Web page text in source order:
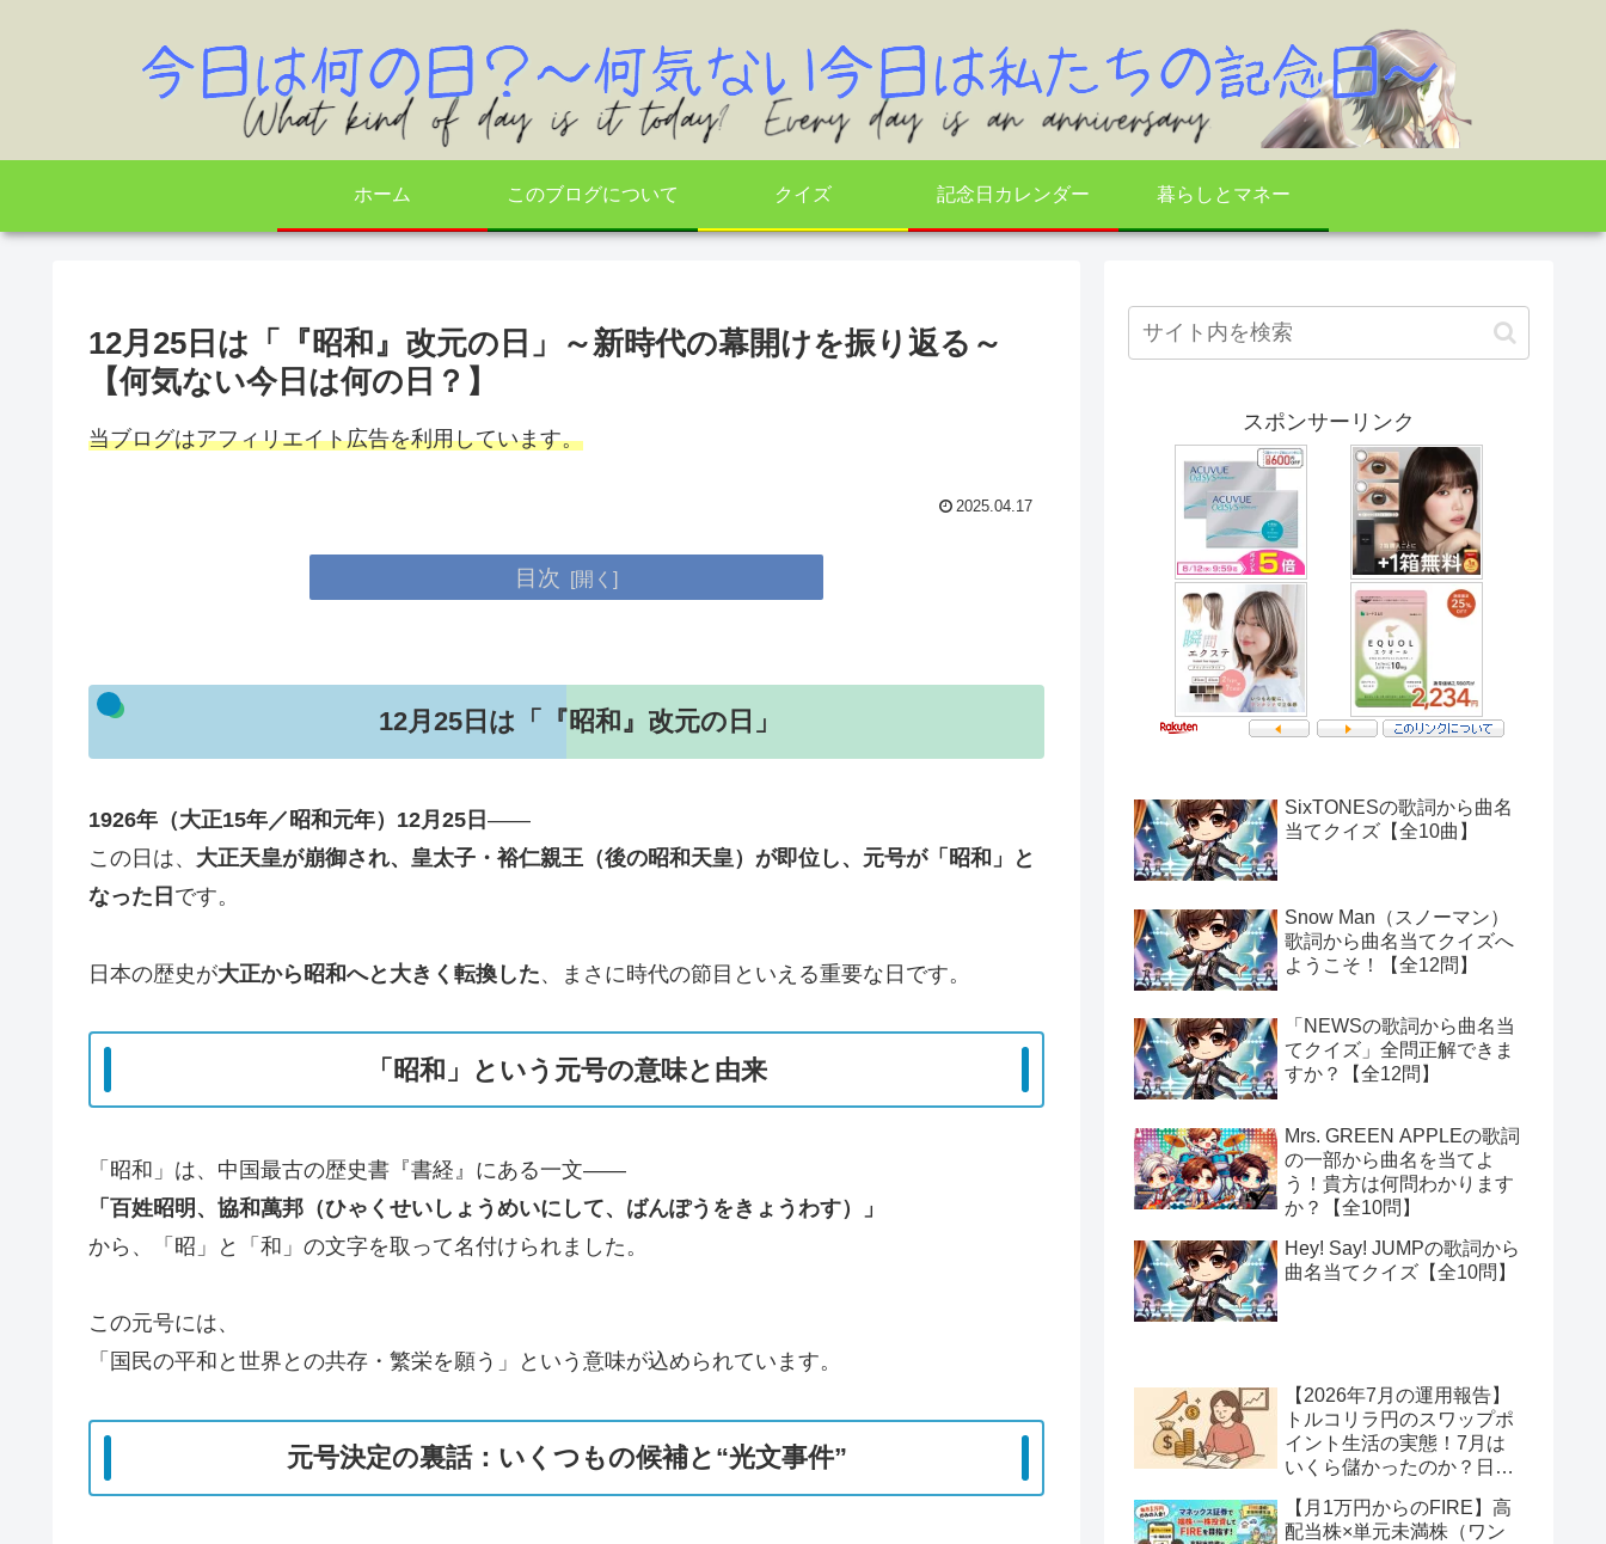
ホーム このブログについて クイズ 記念日カレンダー 暮らしとマネー
12月25日は「『昭和』改元の日」～新時代の幕開けを振り返る～
【何気ない今日は何の日？】
当ブログはアフィリエイト広告を利用しています。
2025.04.17
目次
12月25日は「『昭和』改元の日」
1926年（大正15年／昭和元年）12月25日 ――
この日は、 大正天皇が崩御され、皇太子・裕仁親王（後の昭和天皇）が即位し、元号が「昭和」と
なった日 です。
日本の歴史が大正から昭和へと大きく転換した、まさに時代の節目といえる重要な日です。
「昭和」という元号の意味と由来
「昭和」は、中国最古の歴史書『書経』にある一文――
「百姓昭明、協和萬邦（ひゃくせいしょうめいにして、ばんぽうをきょうわす）」
から、「昭」と「和」の文字を取って名付けられました。
この元号には、
「国民の平和と世界との共存・繁栄を願う」という意味が込められています。
元号決定の裏話：いくつもの候補と“光文事件”
スポンサーリンク
SixTONESの歌詞から曲名
当てクイズ【全10曲】
Snow Man（スノーマン）
歌詞から曲名当てクイズへ
ようこそ！【全12問】
「NEWSの歌詞から曲名当
てクイズ」全問正解できま
すか？【全12問】
Mrs. GREEN APPLEの歌詞
の一部から曲名を当てよ
う！貴方は何問わかります
か？【全10問】
Hey! Say! JUMPの歌詞から
曲名当てクイズ【全10問】
【2026年7月の運用報告】
トルコリラ円のスワップポ
イント生活の実態！7月は
いくら儲かったのか？日本
へ一歩進んだ？
【月1万円からのFIRE】高
配当株×単元未満株（ワン